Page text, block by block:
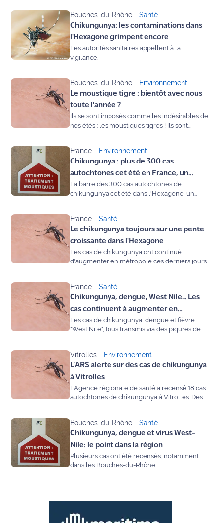
Ecouter
et voir
Maritima
Qui
sommes
annonceur
Recrutement
Mention
légales
Conditions
générales
d'utilisation du
site maritima.fr
Bouches-du-Rhône -Santé
Chikungunya: les contaminations dans
l'Hexagone grimpent encore
Les autorités sanitaires appellent à la
vigilance.
Bouches-du-Rhône - Environnement
Le moustique tigre : bientôt avec nous
toute l'année ?
Ils se sont imposés comme les indésirables de
nos étés : les moustiques tigres ! Ils sont
avec de nombreux cas signalés. Avec eux, le
risque de transmission du chikungunya, de la
dengue ou du virus Zika augmente. Un
phénomène largement favorisé par nos
modes de vie.
France - Environnement
Chikungunya : plus de 300 cas
autochtones cet été en France, un
niveau inédit
La barre des 300 cas autochtones de
chikungunya cet été dans l'Hexagone, un
publique France, confirmation d'une saison
sans précédent pour les maladies transmises
par des moustiques.
France -Santé
Le chikungunya toujours sur une pente
croissante dans l'Hexagone
Les cas de chikungunya ont continué
d'augmenter en métropole ces derniers jours,
précocité et l'expansion géographique des
cas de maladies virales transmises par des
moustiques.
France -Santé
Chikungunya, dengue, West Nile... Les
cas continuent à augmenter en
métropole
Les cas de chikungunya, dengue et fièvre
"West Nile", tous transmis via des piqûres de
mercredi l'agence Santé publique France,
l'été 2025 s'avérant sans précédent en la
matière.
Vitrolles - Environnement
L’ARS alerte sur des cas de chikungunya
à Vitrolles
L’Agence régionale de santé a recensé 18 cas
autochtones de chikungunya à Vitrolles. Des
mesures de prévention face au moustique
tigre.
Bouches-du-Rhône -Santé
Chikungunya, dengue et virus West-
Nile: le point dans la région
Plusieurs cas ont été recensés, notamment
dans les Bouches-du-Rhône.